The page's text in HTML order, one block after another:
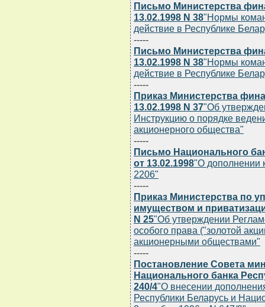
Письмо Министерства
13.02.1998 N 38"Нормы
действие в Республике
-----
Письмо Министерства
13.02.1998 N 38"Нормы
действие в Республике
-----
Приказ Министерства
13.02.1998 N 37"Об
Инструкцию о порядке
акционерного общества"
-----
Письмо Национального
от 13.02.1998"О дополнении
2206"
-----
Приказ Министерства по
имуществом и
N 25"Об утверждении
особого права ("золотой
акционерными обществами"
-----
Постановление Совета
Национального банка
240/4"О внесении
Республики Беларусь и